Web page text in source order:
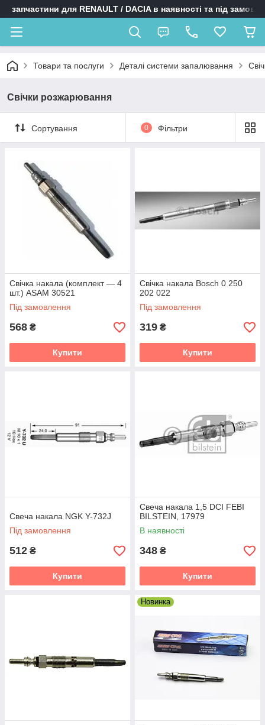
запчастини для RENAULT / DACIA в наявності та під
Товари та послуги Деталі системи запалювання
Свічки розжарювання
Сортування 0 Фільтри
Свічка накала (комплект — 4
шт.) ASAM 30521
Під замовлення
568 ₴
Купити
Свічка накала Bosch 0 250
202 022
Під замовлення
319 ₴
Купити
Свеча накала NGK Y-732J
Під замовлення
512 ₴
Купити
Свеча накала 1,5 DCI FEBI
BILSTEIN, 17979
В наявності
348 ₴
Купити
Новинка